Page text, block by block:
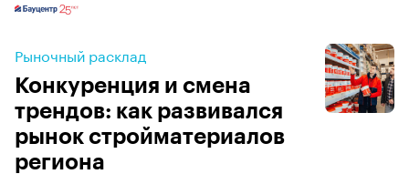
Рыночный расклад
Конкуренция и смена
трендов: как развивался
рынок стройматериалов
региона